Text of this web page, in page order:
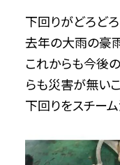
下回りがどろど
去年の大雨の豪
これからも今後
らも災害が無い
下回りをスチー